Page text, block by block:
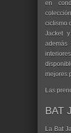
en
ciclismo
Jacket
mejores
Las
BAT
La Bat